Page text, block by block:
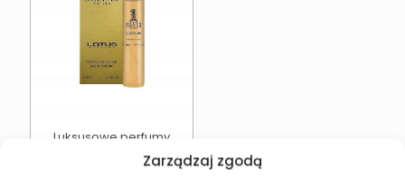
Zarządzaj zgodą
Luksusowe perfumy
męskie LOTUS 1 Million